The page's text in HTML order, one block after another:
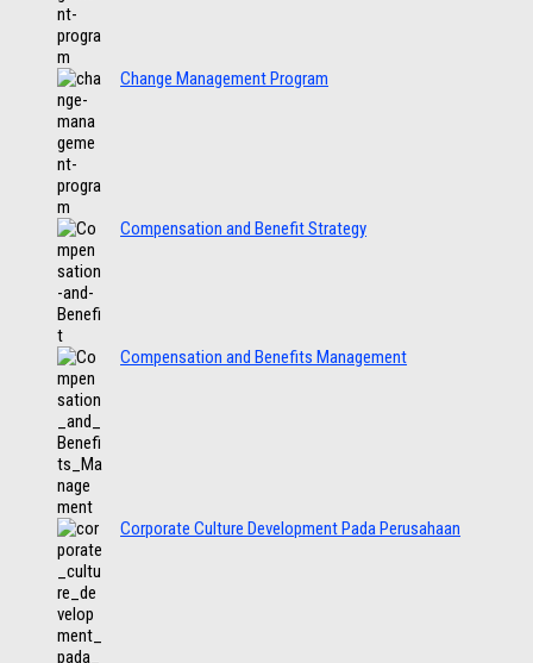
Change Management Program
Compensation and Benefit Strategy
Compensation and Benefits Management
Corporate Culture Development Pada Perusahaan